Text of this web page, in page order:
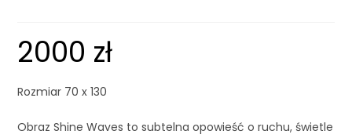
2000 zł
Rozmiar 70 x 130
Obraz Shine Waves to subtelna opowieść o ruchu, świetle